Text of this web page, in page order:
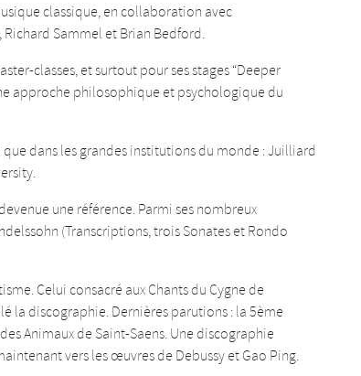
classique, en collaboration avec
Sammel et Brian Bedford.
classes, et surtout pour ses stages “Deeper
approche philosophique et psychologique du
dans les grandes institutions du monde : Juilliard
une référence. Parmi ses nombreux
(Transcriptions, trois Sonates et Rondo
Celui consacré aux Chants du Cygne de
la discographie. Dernières parutions : la 5ème
Animaux de Saint-Saens. Une discographie
vers les œuvres de Debussy et Gao Ping.